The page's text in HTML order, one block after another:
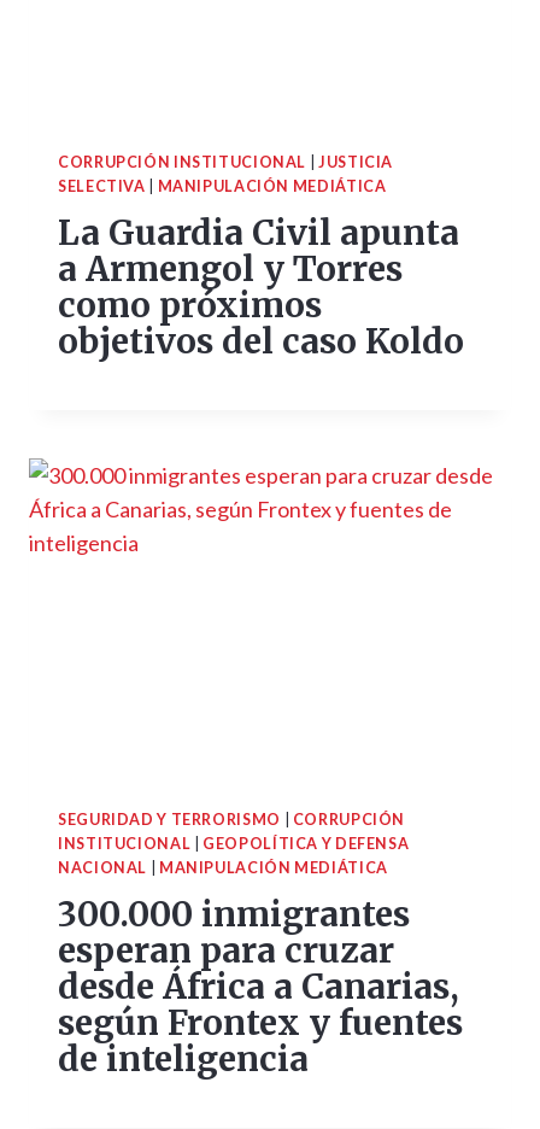
CORRUPCIÓN INSTITUCIONAL |JUSTICIA
SELECTIVA
MANIPULACIÓN MEDIÁTICA
La Guardia Civil apunta
a Armengol y Torres
como próximos
objetivos del caso Koldo
SEGURIDAD Y TERRORISMO
CORRUPCIÓN
INSTITUCIONAL
GEOPOLÍTICA Y DEFENSA
NACIONAL
MANIPULACIÓN MEDIÁTICA
300.000 inmigrantes
esperan para cruzar
desde África a Canarias,
según Frontex y fuentes
de inteligencia